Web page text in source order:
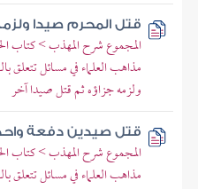
قتل المحرم صيدا
المجموع شرح المهذب > كتاب
مذاهب العلماء في مسائل تتعلق
ولزمه جزاؤه ثم قتل صيدا آخر
قتل صيدين دفعة
المجموع شرح المهذب > كتاب
مذاهب العلماء في مسائل تتعلق